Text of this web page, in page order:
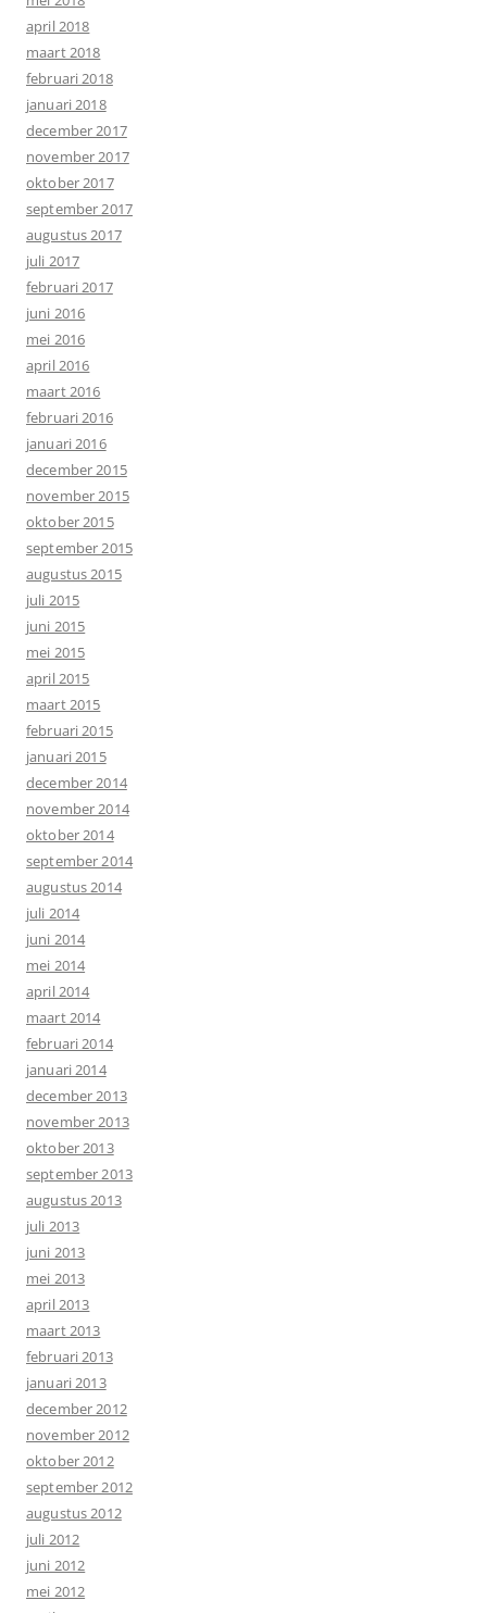
april 2018
maart 2018
februari 2018
januari 2018
december 2017
november 2017
oktober 2017
september 2017
augustus 2017
juli 2017
februari 2017
juni 2016
mei 2016
april 2016
maart 2016
februari 2016
januari 2016
december 2015
november 2015
oktober 2015
september 2015
augustus 2015
juli 2015
juni 2015
mei 2015
april 2015
maart 2015
februari 2015
januari 2015
december 2014
november 2014
oktober 2014
september 2014
augustus 2014
juli 2014
juni 2014
mei 2014
april 2014
maart 2014
februari 2014
januari 2014
december 2013
november 2013
oktober 2013
september 2013
augustus 2013
juli 2013
juni 2013
mei 2013
april 2013
maart 2013
februari 2013
januari 2013
december 2012
november 2012
oktober 2012
september 2012
augustus 2012
juli 2012
juni 2012
mei 2012